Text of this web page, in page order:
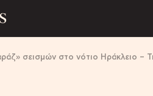
σεισμών στο νότιο Ηράκλειο – Τι